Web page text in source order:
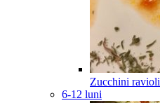
Zucchini ravioli
6-12 luni